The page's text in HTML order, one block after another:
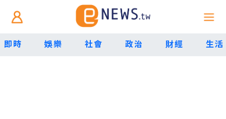
即時 娛樂 社會 政治 財經 生活